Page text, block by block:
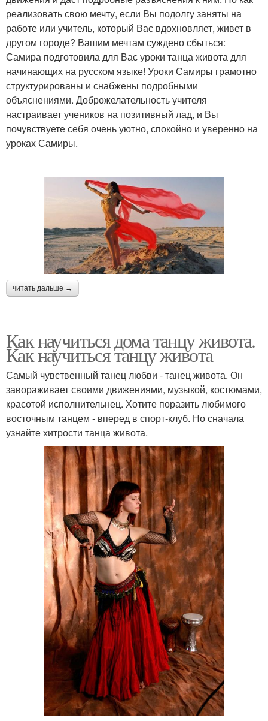
реализовать свою мечту, если Вы подолгу заняты на
работе или учитель, который Вас вдохновляет, живет в
другом городе? Вашим мечтам суждено сбыться:
Самира подготовила для Вас уроки танца живота для
начинающих на русском языке! Уроки Самиры грамотно
структурированы и снабжены подробными
объяснениями. Доброжелательность учителя
настраивает учеников на позитивный лад, и Вы
почувствуете себя очень уютно, спокойно и уверенно на
уроках Самиры.
читать дальше →
Как научиться дома танцу живота.
Как научиться танцу живота
Самый чувственный танец любви - танец живота. Он
завораживает своими движениями, музыкой, костюмами,
красотой исполнительнец. Хотите поразить любимого
восточным танцем - вперед в спорт-клуб. Но сначала
узнайте хитрости танца живота.